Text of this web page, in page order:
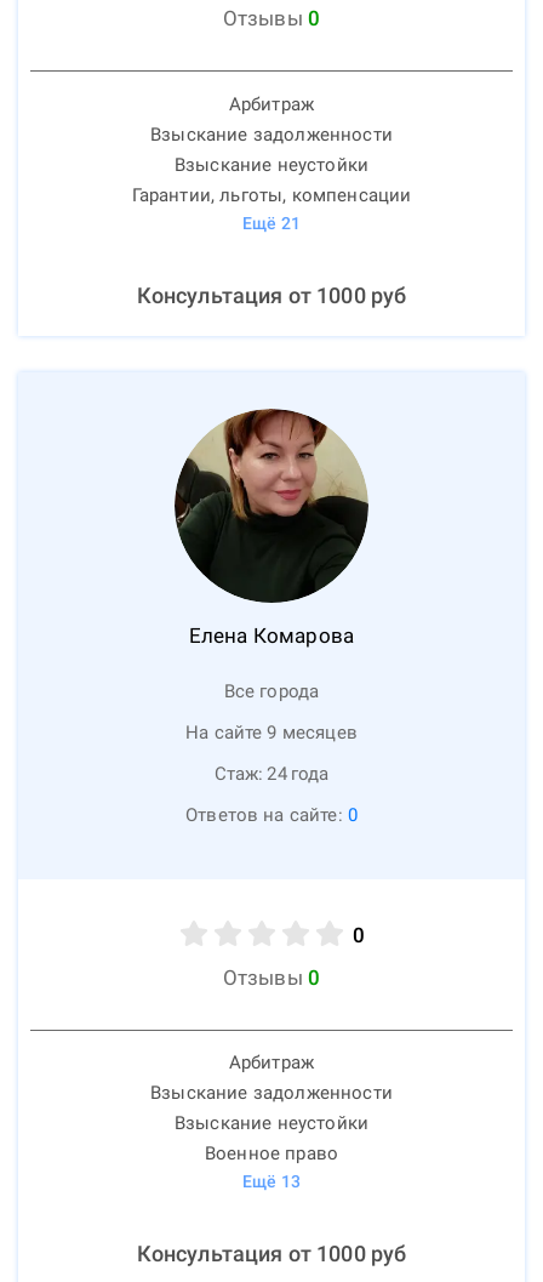
Отзывы 0
Арбитраж
Взыскание задолженности
Взыскание неустойки
Гарантии, льготы, компенсации
Ещё 21
Консультация от 1000руб
Елена Комарова
Все города
На сайте 9 месяцев
Стаж: 24 года
Ответов на сайте: 0
0
Отзывы 0
Арбитраж
Взыскание задолженности
Взыскание неустойки
Военное право
Ещё 13
Консультация от 1000руб